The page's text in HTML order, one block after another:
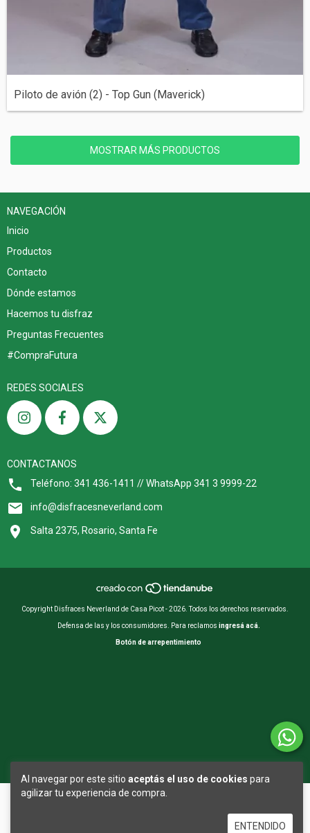
Al navegar por este sitio aceptás el uso de cookies para
agilizar tu experiencia de compra.
ENTENDIDO
Piloto de avión (2) - Top Gun (Maverick)
MOSTRAR MÁS PRODUCTOS
NAVEGACIÓN
Inicio
Productos
Contacto
Dónde estamos
Hacemos tu disfraz
Preguntas Frecuentes
#CompraFutura
REDES SOCIALES
CONTACTANOS
Teléfono: 341 436-1411 // WhatsApp 341 3 9999-22
info@disfracesneverland.com
Salta 2375, Rosario, Santa Fe
Copyright Disfraces Neverland de Casa Picot - 2026. Todos los derechos reservados.
Defensa de las y los consumidores. Para reclamos ingresá acá.
Botón de arrepentimiento